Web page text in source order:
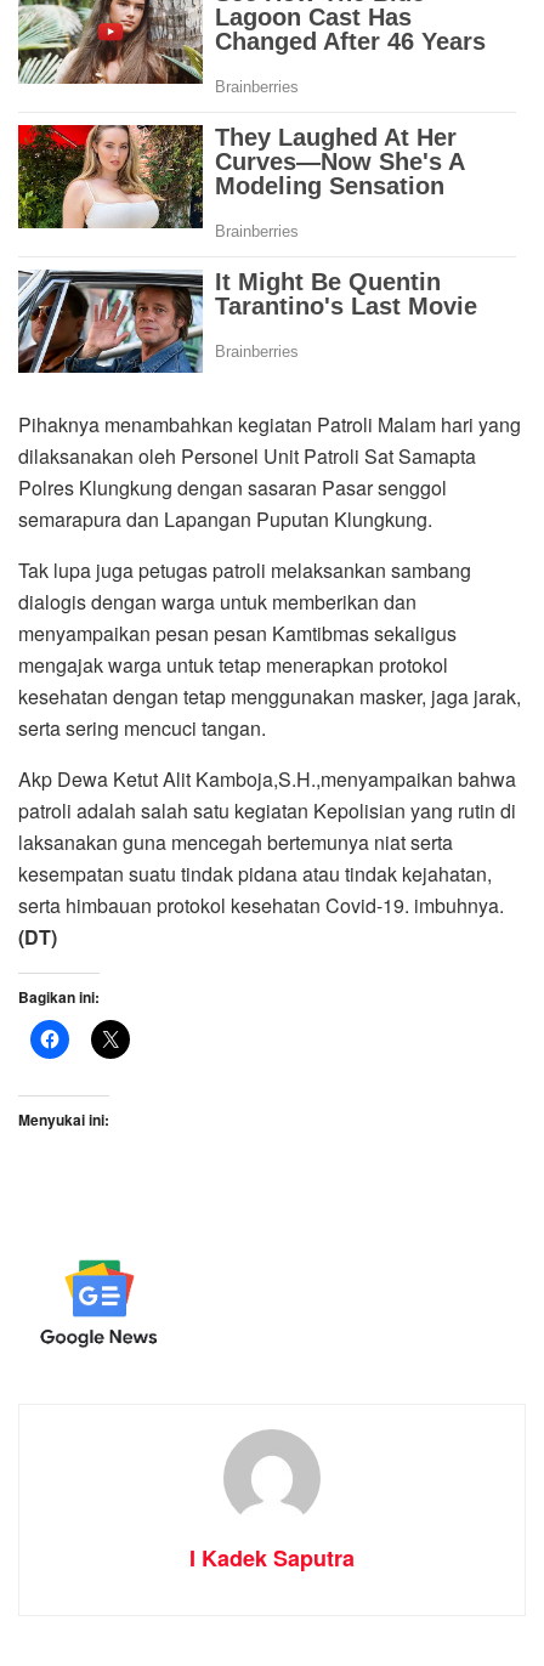
Pihaknya menambahkan kegiatan Patroli Malam hari yang
dilaksanakan oleh Personel Unit Patroli Sat Samapta
Polres Klungkung dengan sasaran Pasar senggol
semarapura dan Lapangan Puputan Klungkung.
Tak lupa juga petugas patroli melaksankan sambang
dialogis dengan warga untuk memberikan dan
menyampaikan pesan pesan Kamtibmas sekaligus
mengajak warga untuk tetap menerapkan protokol
kesehatan dengan tetap menggunakan masker, jaga jarak,
serta sering mencuci tangan.
Akp Dewa Ketut Alit Kamboja,S.H.,menyampaikan bahwa
patroli adalah salah satu kegiatan Kepolisian yang rutin di
laksanakan guna mencegah bertemunya niat serta
kesempatan suatu tindak pidana atau tindak kejahatan,
serta himbauan protokol kesehatan Covid-19. imbuhnya.
(DT)
Bagikan ini:
Menyukai ini:
I Kadek Saputra